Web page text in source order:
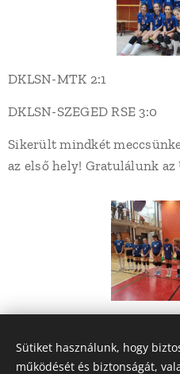
DKLSN-MTK 2:1
DKLSN-SZEGED RSE 3:0
Sikerült mindkét
az első hely! Gratulálunk az
Sütiket használunk, hogy
működését és biztonságát,